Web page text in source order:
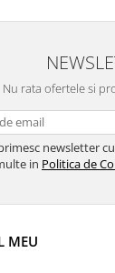
Nu rata ofertele si
newsletter
in Politica de
MEU